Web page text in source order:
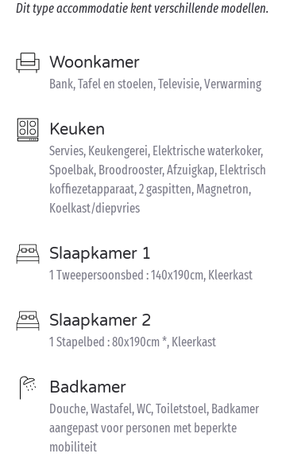
Dit type accommodatie kent verschillende modellen.
Woonkamer
Bank, Tafel en stoelen, Televisie, Verwarming
Keuken
Servies, Keukengerei, Elektrische waterkoker,
Spoelbak, Broodrooster, Afzuigkap, Elektrisch
koffiezetapparaat, 2 gaspitten, Magnetron,
Koelkast/diepvries
Slaapkamer 1
1 Tweepersoonsbed : 140x190cm, Kleerkast
Slaapkamer 2
1 Stapelbed : 80x190cm *, Kleerkast
Badkamer
Douche, Wastafel, WC, Toiletstoel, Badkamer
aangepast voor personen met beperkte
mobiliteit